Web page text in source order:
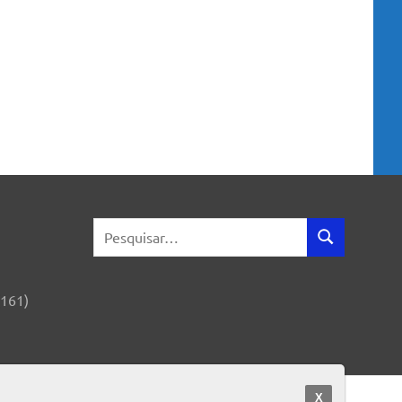
for:
SEARCH
X